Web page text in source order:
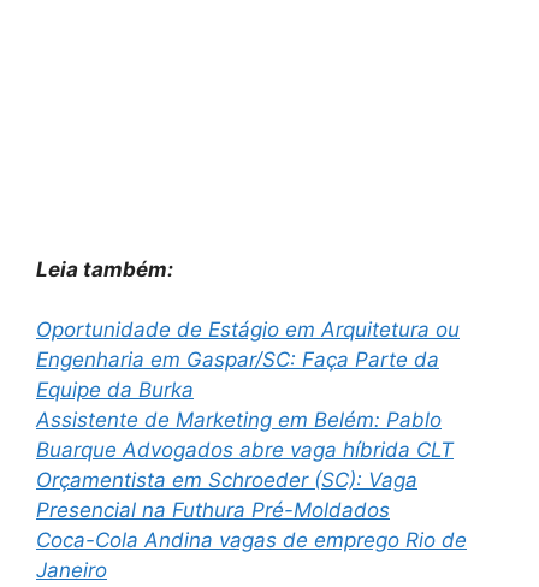
Leia também:
Oportunidade de Estágio em Arquitetura ou
Engenharia em Gaspar/SC: Faça Parte da
Equipe da Burka
Assistente de Marketing em Belém: Pablo
Buarque Advogados abre vaga híbrida CLT
Orçamentista em Schroeder (SC): Vaga
Presencial na Futhura Pré-Moldados
Coca-Cola Andina vagas de emprego Rio de
Janeiro